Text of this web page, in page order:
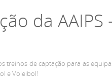
da
treinos de captação para as
e Voleibol!